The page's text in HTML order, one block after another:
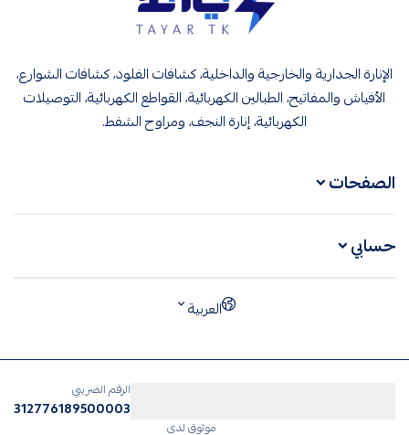
الإنارة الجدارية والخارجية والداخلية، كشافات الفلود، كشافات الشوارع،
الأفياش والمفاتيح، الطبالين الكهربائية، القواطع الكهربائية، التوصيلات
الكهربائية، إنارة النجف، ومراوح الشفط.
الصفحات
حسابي
العربية
الرقم الضريبي
312776189500003
موثوق لدى